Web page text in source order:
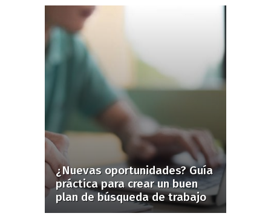
¿Nuevas oportunidades? Guía
práctica para crear un buen
plan de búsqueda de trabajo